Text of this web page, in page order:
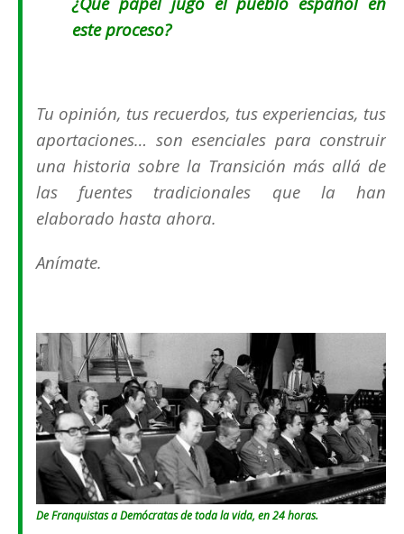
este proceso?
Tu opinión, tus recuerdos, tus experiencias, tus
aportaciones… son esenciales para construir
una historia sobre la Transición más allá de
las fuentes tradicionales que la han
elaborado hasta ahora.
Anímate.
De Franquistas a Demócratas de toda la vida, en 24 horas.